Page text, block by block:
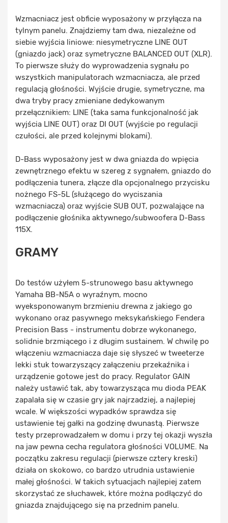
Wzmacniacz jest obficie wyposażony w przyłącza na
tylnym panelu. Znajdziemy tam dwa, niezależne od
siebie wyjścia liniowe: niesymetryczne LINE OUT
(gniazdo jack) oraz symetryczne BALANCED OUT (XLR).
To pierwsze służy do wyprowadzenia sygnału po
wszystkich manipulatorach wzmacniacza, ale przed
regulacją głośności. Wyjście drugie, symetryczne, ma
dwa tryby pracy zmieniane dedykowanym
przełącznikiem: LINE (taka sama funkcjonalność jak
wyjścia LINE OUT) oraz DI OUT (wyjście po regulacji
czułości, ale przed kolejnymi blokami).
D-Bass wyposażony jest w dwa gniazda do wpięcia
zewnętrznego efektu w szereg z sygnałem, gniazdo do
podłączenia tunera, złącze dla opcjonalnego przycisku
nożnego FS-5L (służącego do wyciszania
wzmacniacza) oraz wyjście SUB OUT, pozwalające na
podłączenie głośnika aktywnego/subwoofera D-Bass
115X.
GRAMY
Do testów użyłem 5-strunowego basu aktywnego
Yamaha BB-N5A o wyraźnym, mocno
wyeksponowanym brzmieniu drewna z jakiego go
wykonano oraz pasywnego meksykańskiego Fendera
Precision Bass - instrumentu dobrze wykonanego,
solidnie brzmiącego i z długim sustainem. W chwilę po
włączeniu wzmacniacza daje się słyszeć w tweeterze
lekki stuk towarzyszący załączeniu przekaźnika i
urządzenie gotowe jest do pracy. Regulator GAIN
należy ustawić tak, aby towarzysząca mu dioda PEAK
zapalała się w czasie gry jak najrzadziej, a najlepiej
wcale. W większości wypadków sprawdza się
ustawienie tej gałki na godzinę dwunastą. Pierwsze
testy przeprowadzałem w domu i przy tej okazji wyszła
na jaw pewna cecha regulatora głośności VOLUME. Na
początku zakresu regulacji (pierwsze cztery kreski)
działa on skokowo, co bardzo utrudnia ustawienie
małej głośności. W takich sytuacjach najlepiej zatem
skorzystać ze słuchawek, które można podłączyć do
gniazda znajdującego się na przednim panelu.